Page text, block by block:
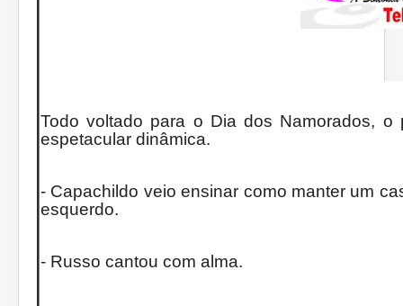
Todo voltado para o Dia dos Namorados, o
espetacular dinâmica.
- Capachildo veio ensinar como manter um
esquerdo.
- Russo cantou com alma.